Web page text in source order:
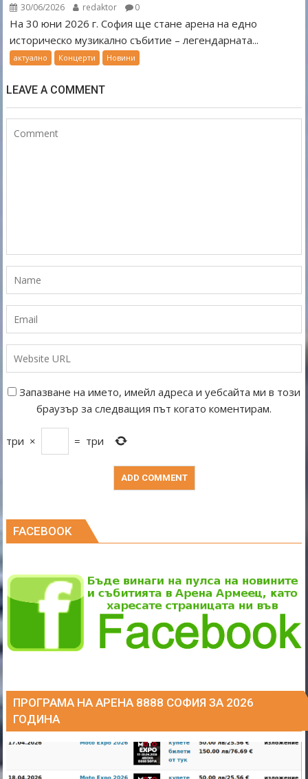
30/06/2026 redaktor 0
На 30 юни 2026 г. София ще стане арена на едно
историческо музикално събитие – легендарната...
актуално Концерти Новини
LEAVE A COMMENT
Запазване на името, имейл адреса и уебсайта ми в този
браузър за следващия път когато коментирам.
три × = три
FACEBOOK
ПРОГРАМА НА АРЕНА 8888 СОФИЯ ЗА 2026
ГОДИНА